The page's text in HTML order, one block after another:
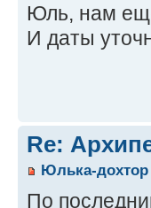
Юль, нам
И даты
Re:
Юлька-дохтор
По